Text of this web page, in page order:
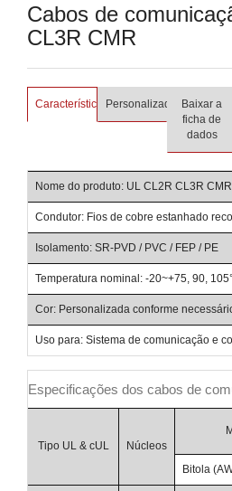
Cabos de
CL3R CMR
CaracterísticasPersonalizado
Baixar a
ficha de
dados
Nome do produto: UL CL2R CL3R
Condutor: Fios de cobre estanhado
Isolamento: SR-PVD / PVC / FEP / PE
Temperatura nominal: -20~+75, 90,
Cor: Personalizada conforme
Uso para: Sistema de comunicação e
Especificações dos cabos de
Tipo UL & cUL Núcleos
Bitola